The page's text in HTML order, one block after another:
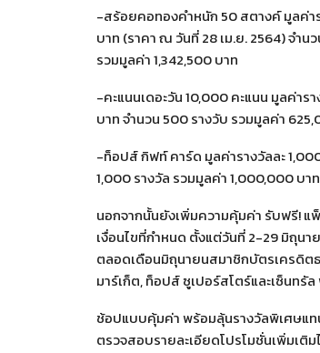
-สร้อยคอทองคำหนัก 50 สตางค์ มูลค่าร
บาท (ราคา ณ วันที่ 28 เม.ย. 2564) จำน
รวมมูลค่า 1,342,500 บาท
-คะแนนเดอะวัน 10,000 คะแนน มูลค่ารา
บาท จำนวน 500 รางวับ รวมมูลค่า
-ท็อปส์ กิฟท์ คาร์ด มูลค่ารางวัลละ
1,000 รางวัล รวมมูลค่า 1,000,000 บาท
นอกจากนั้นยังเพิ่มความคุ้มค่า รับฟรี!
เงื่อนไขที่กำหนด ตั้งแต่วันที่ 2-29 มิถุน
ตลอดเดือนมิถุนายนสมาชิกบัตรเครดิต
มาร์เก็ต, ท็อปส์ ซูเปอร์สโตร์และเซ็นทรั
ช้อปแบบคุ้มค่า พร้อมลุ้นรางวัลพิเศษแ
ตรวจสอบรายละเอียดโปรโมชั่นเพิ่มเติ